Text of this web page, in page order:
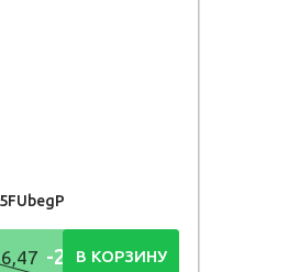
-21 474
В КОРЗИНУ